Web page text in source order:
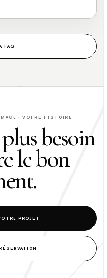
FAQ
· VOTRE HISTOIRE
besoin
le bon
PROJET